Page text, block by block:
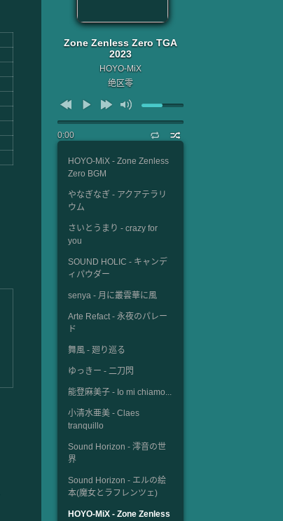
Zone Zenless Zero TGA
2023
HOYO-MiX
绝区零
0:00
HOYO-MiX - Zone Zenless
Zero BGM
やなぎなぎ - アクアテラリ
ウム
さいとうまり - crazy for
you
SOUND HOLIC - キャンデ
ィパウダー
senya - 月に叢雲華に風
Arte Refact - 永夜のパレー
ド
舞風 - 廻り巡る
ゆっきー - 二刀閃
能登麻美子 - Io mi chiamo...
小清水亜美 - Claes
tranquillo
Sound Horizon - 澪音の世
界
Sound Horizon - エルの絵
本(魔女とラフレンツェ)
HOYO-MiX - Zone Zenless